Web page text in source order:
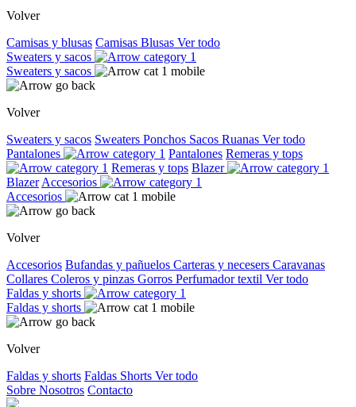
Volver
Camisas y blusas Camisas Blusas Ver todo
Sweaters y sacos
Sweaters y sacos
Volver
Sweaters y sacos Sweaters Ponchos Sacos Ruanas Ver todo
Pantalones
Pantalones Remeras y tops
Remeras y tops Blazer
Blazer Accesorios
Accesorios
Volver
Accesorios Bufandas y pañuelos Carteras y necesers Caravanas
Collares Coleros y pinzas Gorros Perfumador textil Ver todo
Faldas y shorts
Faldas y shorts
Volver
Faldas y shorts Faldas Shorts Ver todo
Sobre Nosotros Contacto